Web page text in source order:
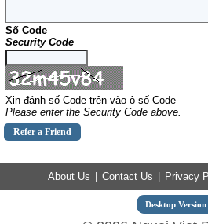
Số Code
Security Code
Xin đánh số Code trên vào ô số Code
Please enter the Security Code above.
About Us Contact Us Privacy
Desktop Version